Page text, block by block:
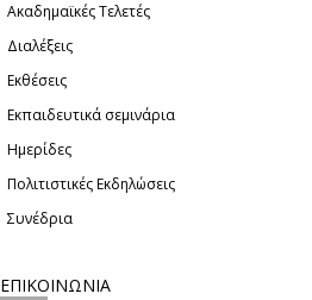
Ακαδημαϊκές Τελετές
Διαλέξεις
Εκθέσεις
Εκπαιδευτικά σεμινάρια
Ημερίδες
Πολιτιστικές Εκδηλώσεις
Συνέδρια
ΕΠΙΚΟΙΝΩΝΙΑ